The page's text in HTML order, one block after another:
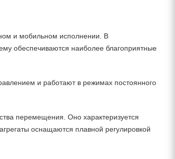
и мобильном исполнении. В
обеспечиваются наиболее благоприятные
и работают в режимах постоянного
перемещения. Оно характеризуется
оснащаются плавной регулировкой